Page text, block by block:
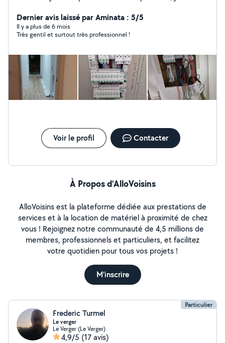
services électricité, plombierie, placo, peinture etc.. !
Dernier avis laissé par Aminata : 5/5
Il y a plus de 6 mois
Très gentil et surtout très professionnel !
Voir le profil Contacter
À Propos d’AlloVoisins
AlloVoisins est la plateforme dédiée aux prestations de
services et à la location de matériel à proximité de chez
vous ! Rejoignez notre communauté de 4,5 millions de
membres, professionnels et particuliers, et facilitez
votre quotidien pour tous vos projets !
M'inscrire
Particulier
Frederic Turmel
Le verger
Le Verger (Le Verger)
4,9/5 (17 avis)